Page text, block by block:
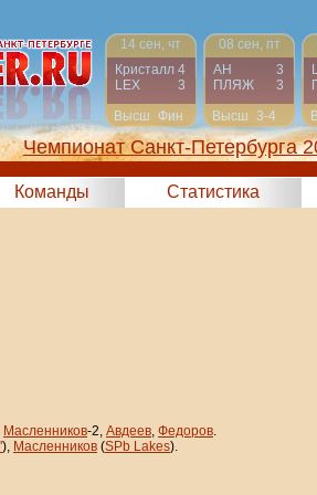
14 сен, чт
Кристалл 4
LEX
3
Высш Фин
08 сен, пт
АН
3
ПЛЯЖ
3
Высш 3-4
Чемпионат Санкт-Петербурга
Команды Статистика
Масленников-2, Авдеев, Федоров.
), Масленников (SPb Lakes).